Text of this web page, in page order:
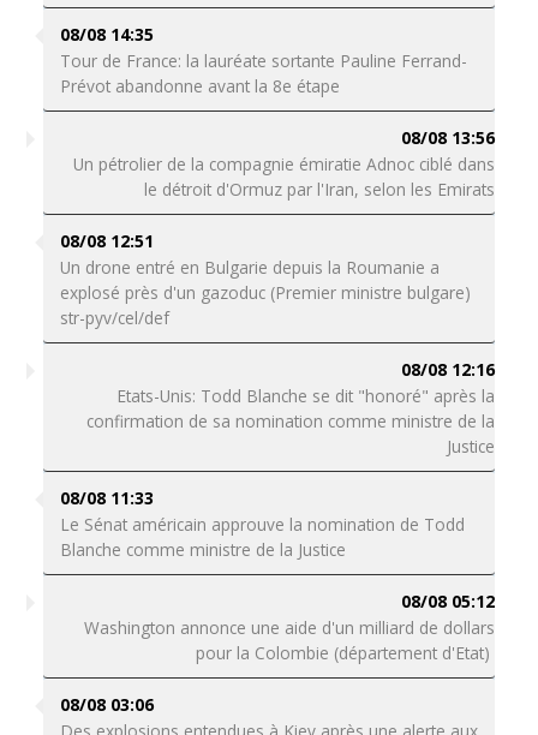
08/08 14:35
Tour de France: la lauréate sortante Pauline Ferrand-
Prévot abandonne avant la 8e étape
08/08 13:56
Un pétrolier de la compagnie émiratie Adnoc ciblé dans
le détroit d'Ormuz par l'Iran, selon les Emirats
08/08 12:51
Un drone entré en Bulgarie depuis la Roumanie a
explosé près d'un gazoduc (Premier ministre bulgare)
str-pyv/cel/def
08/08 12:16
Etats-Unis: Todd Blanche se dit "honoré" après la
confirmation de sa nomination comme ministre de la
Justice
08/08 11:33
Le Sénat américain approuve la nomination de Todd
Blanche comme ministre de la Justice
08/08 05:12
Washington annonce une aide d'un milliard de dollars
pour la Colombie (département d'Etat)
08/08 03:06